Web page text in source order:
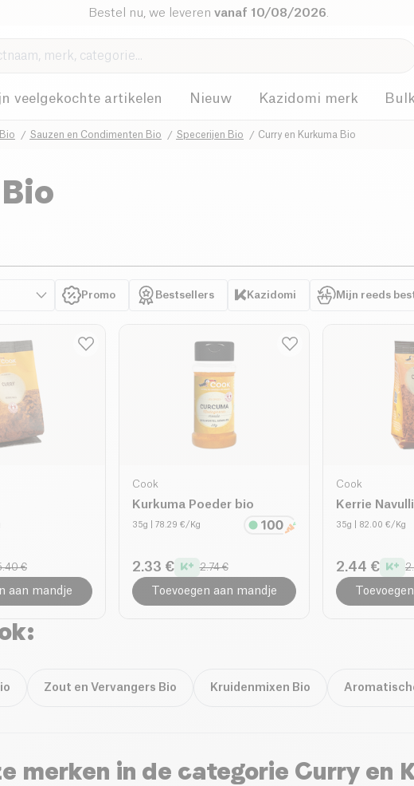
Bestel nu, we leveren vanaf 10/08/2026
veelgekochte artikelen Nieuw Kazidomi merk
Sauzen en Condimenten Bio Specerijen Bio Curry en Kurkuma Bio
Promo Bestsellers Kazidomi Mijn reeds
€
aan mandje
Cook
Kurkuma Poeder bio
35g | 78.29 €/Kg
2.33 € 2.74 €
Toevoegen aan mandje
Cook
Kerrie
35g | 82.00 €/Kg
2.44 €
Zout en Vervangers Bio Kruidenmixen Bio
merken in de categorie Curry en